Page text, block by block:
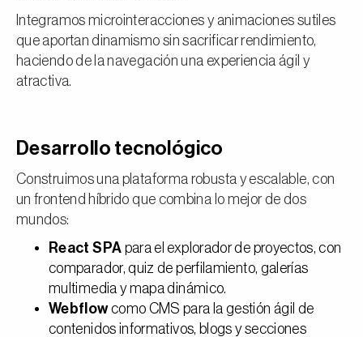
Integramos microinteracciones y animaciones sutiles
que aportan dinamismo sin sacrificar rendimiento,
haciendo de la navegación una experiencia ágil y
atractiva.
Desarrollo tecnológico
Construimos una plataforma robusta y escalable, con
un frontend híbrido que combina lo mejor de dos
mundos:
React SPA para el explorador de proyectos, con
comparador, quiz de perfilamiento, galerías
multimedia y mapa dinámico.
Webflowcomo CMS para la gestión ágil de
contenidos informativos, blogs y secciones